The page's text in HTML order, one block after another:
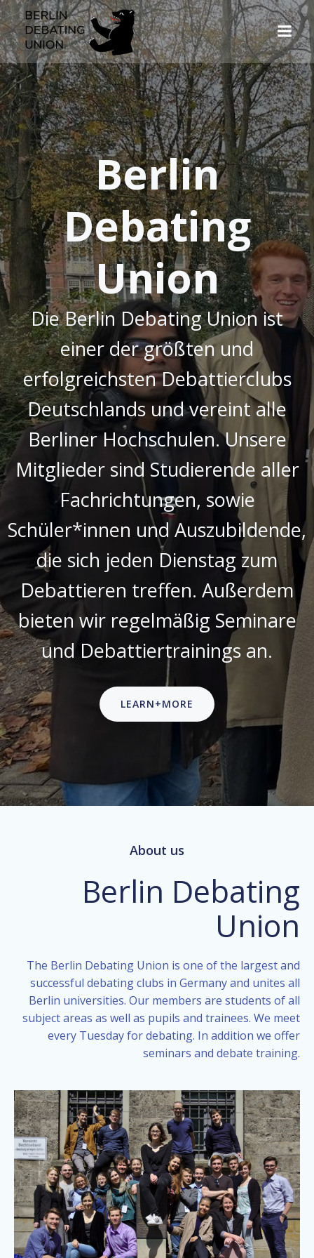
Skip
to
content
Berlin
Debating
Union
Die Berlin Debating Union ist
einer der größten und
erfolgreichsten Debattierclubs
Deutschlands und vereint alle
Berliner Hochschulen. Unsere
Mitglieder sind Studierende aller
Fachrichtungen, sowie
Schüler*innen und Auszubildende,
die sich jeden Dienstag zum
Debattieren treffen. Außerdem
bieten wir regelmäßig Seminare
und Debattiertrainings an.
LEARN+MORE
About us
Berlin Debating
Union
The Berlin Debating Union is one of the largest and
successful debating clubs in Germany and unites all
Berlin universities. Our members are students of all
subject areas as well as pupils and trainees. We meet
every Tuesday for debating. In addition we offer
seminars and debate training.